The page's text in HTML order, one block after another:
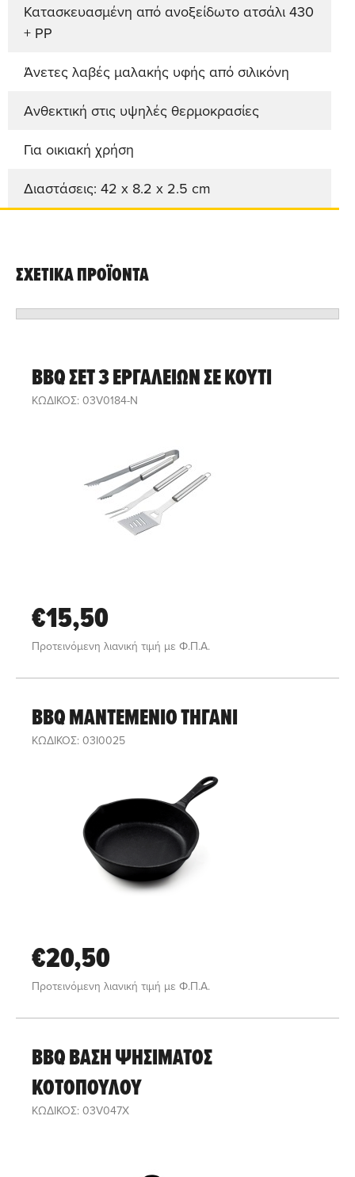
Κατασκευασμένη από ανοξείδωτο ατσάλι 430
+ PP
Άνετες λαβές μαλακής υφής από σιλικόνη
Ανθεκτική στις υψηλές θερμοκρασίες
Για οικιακή χρήση
Διαστάσεις: 42 x 8.2 x 2.5 cm
ΣΧΕΤΙΚΑ ΠΡΟΪΟΝΤΑ
ΒΒQ ΣΕΤ 3 ΕΡΓΑΛΕΙΩΝ ΣΕ ΚΟΥΤΙ
ΚΩΔΙΚΟΣ: 03V0184-N
€15,50
Προτεινόμενη λιανική τιμή με Φ.Π.Α.
BBQ ΜΑΝΤΕΜΕΝΙΟ ΤΗΓΑΝΙ
ΚΩΔΙΚΟΣ: 03I0025
€20,50
Προτεινόμενη λιανική τιμή με Φ.Π.Α.
BBQ ΒΑΣΗ ΨΗΣΙΜΑΤΟΣ
ΚΟΤΟΠΟΥΛΟΥ
ΚΩΔΙΚΟΣ: 03V047X